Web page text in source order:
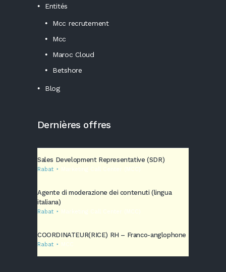
Entités
Mcc recrutement
Mcc
Maroc Cloud
Betshore
Blog
Dernières offres
Sales Development Representative (SDR)
Rabat Marketing Call Center (MCC)
Agente di moderazione dei contenuti (lingua
italiana)
Rabat Marketing Call Center (MCC)
COORDINATEUR(RICE) RH – Franco-anglophone
Rabat MCC